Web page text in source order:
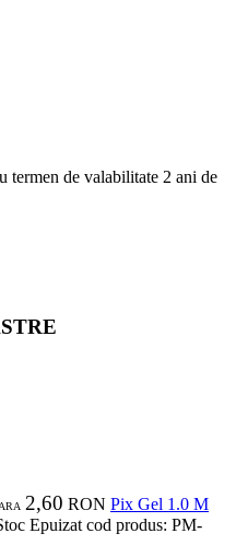
termen de valabilitate 2 ani de
2,60 RON Pix Gel 1.0 M
Epuizat cod produs: PM-